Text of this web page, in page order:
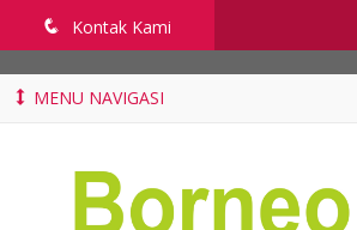
q Kontak Kami
MENU NAVIGASI